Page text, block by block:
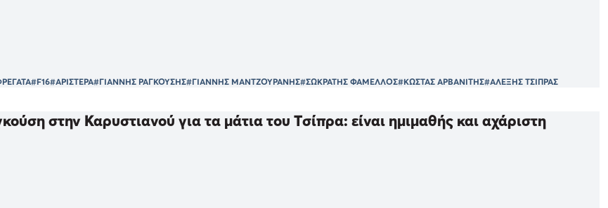
#F16#ΑΡΙΣΤΕΡΑ#ΓΙΑΝΝΗΣ ΡΑΓΚΟΥΣΗΣ#ΓΙΑΝΝΗΣ ΜΑΝΤΖΟΥΡΑΝΗΣ#ΣΩΚΡΑΤΗΣ ΦΑΜΕΛΛΟΣ#ΚΩΣΤΑΣ ΑΡΒΑΝΙΤΗΣ#ΑΛΕΞΗΣ ΤΣΙΠΡΑΣ
στην Καρυστιανού για τα μάτια του Τσίπρα: είναι ημιμαθής και αχάριστη